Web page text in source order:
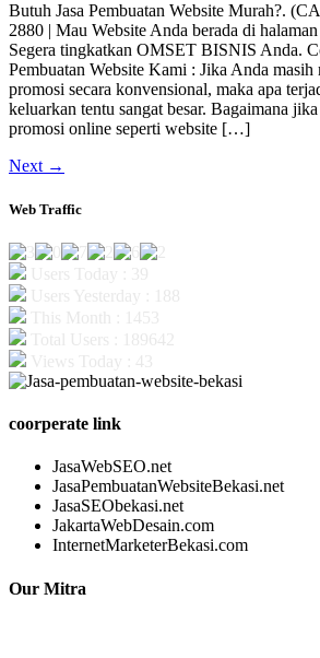
Butuh Jasa Pembuatan Website Murah?.
2880 | Mau Website Anda berada di
Segera tingkatkan OMSET BISNIS Anda.
Pembuatan Website Kami : Jika Anda masih
promosi secara konvensional, maka apa
keluarkan tentu sangat besar. Bagaimana
promosi online seperti website […]
Next →
Web Traffic
coorperate link
JasaWebSEO.net
JasaPembuatanWebsiteBekasi.net
JasaSEObekasi.net
JakartaWebDesain.com
InternetMarketerBekasi.com
Our Mitra